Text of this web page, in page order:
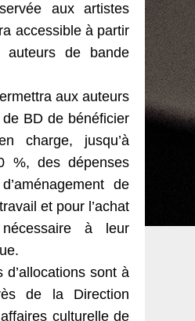
aux artistes
accessible à partir
de bande
aux auteurs
BD de bénéficier
charge, jusqu’à
%, des dépenses
de
et pour l’achat
à leur
d’allocations sont à
de la Direction
culturelle de